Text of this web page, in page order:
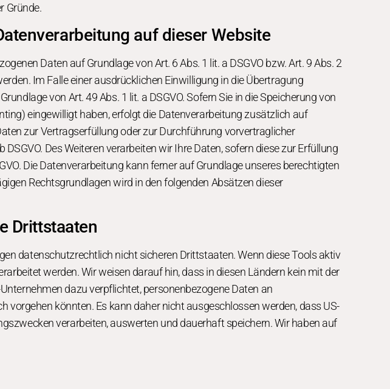
Gründe.
auf dieser Website
Daten auf Grundlage von Art. 6 Abs. 1 lit. a DSGVO bzw. Art. 9 Abs. 2
Im Falle einer ausdrücklichen Einwilligung in die Übertragung
von Art. 49 Abs. 1 lit. a DSGVO. Sofern Sie in die Speicherung von
eingewilligt haben, erfolgt die Datenverarbeitung zusätzlich auf
zur Vertragserfüllung oder zur Durchführung vorvertraglicher
Des Weiteren verarbeiten wir Ihre Daten, sofern diese zur Erfüllung
Die Datenverarbeitung kann ferner auf Grundlage unseres berechtigten
Rechtsgrundlagen wird in den folgenden Absätzen dieser
Drittstaaten
datenschutzrechtlich nicht sicheren Drittstaaten. Wenn diese Tools aktiv
werden. Wir weisen darauf hin, dass in diesen Ländern kein mit der
dazu verpflichtet, personenbezogene Daten an
vorgehen könnten. Es kann daher nicht ausgeschlossen werden, dass US-
verarbeiten, auswerten und dauerhaft speichern. Wir haben auf